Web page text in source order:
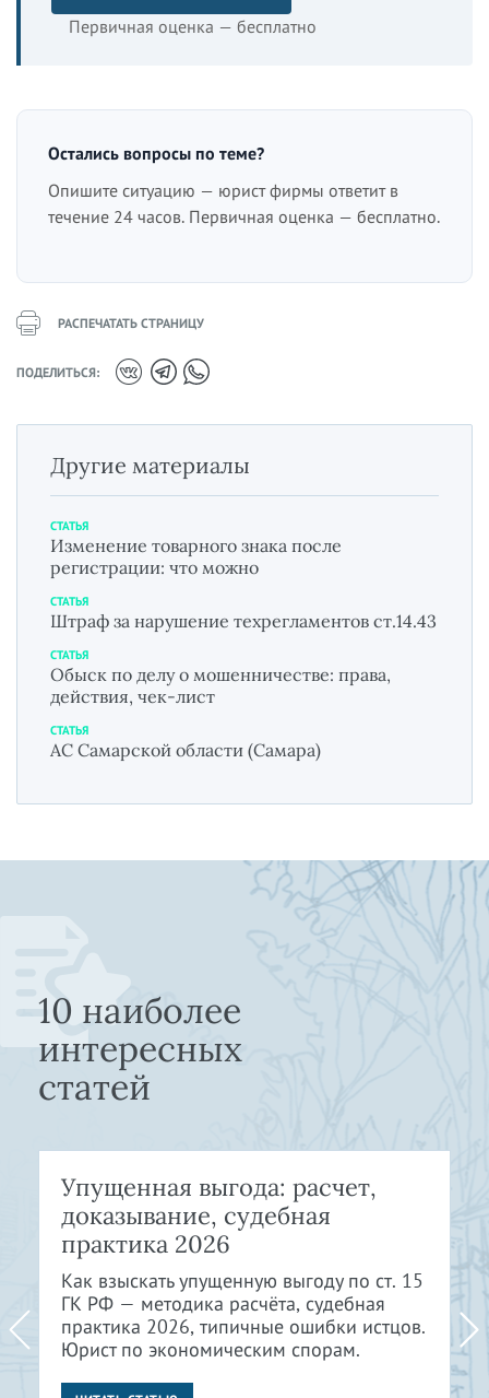
Первичная оценка — бесплатно
Остались вопросы по теме?
Опишите ситуацию — юрист фирмы ответит в
течение 24 часов. Первичная оценка — бесплатно.
РАСПЕЧАТАТЬ СТРАНИЦУ
ПОДЕЛИТЬСЯ:
Другие материалы
СТАТЬЯ
Изменение товарного знака после
регистрации: что можно
СТАТЬЯ
Штраф за нарушение техрегламентов ст.14.43
СТАТЬЯ
Обыск по делу о мошенничестве: права,
действия, чек-лист
СТАТЬЯ
АС Самарской области (Самара)
10 наиболее
интересных
статей
Упущенная выгода: расчет,
доказывание, судебная
практика 2026
Как взыскать упущенную выгоду по ст. 15
ГК РФ — методика расчёта, судебная
практика 2026, типичные ошибки истцов.
Юрист по экономическим спорам.